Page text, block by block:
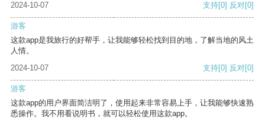
2024-10-07
支持[0] 反对[0]
游客
这款app是我旅行的好帮手，让我能够轻松找到目的地，了解当地的风土
人情。
2024-10-07
支持[0] 反对[0]
游客
这款app的用户界面简洁明了，使用起来非常容易上手，让我能够快速熟
悉操作。我不用看说明书，就可以轻松使用这款app。